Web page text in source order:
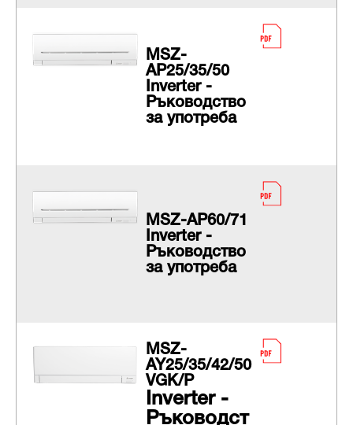
MSZ-
AP25/35/50
Inverter -
Ръководство
за употреба
MSZ-AP60/71
Inverter -
Ръководство
за употреба
MSZ-
AY25/35/42/50
VGK/P
Inverter -
Ръководст